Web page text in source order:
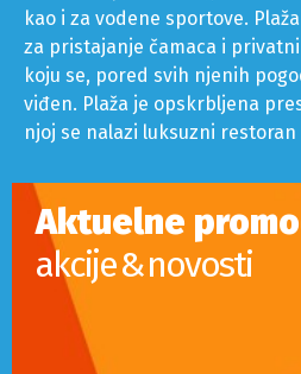
ostrvu, sa čistim i čistim belim
čistim morem (voda je uvek
okružena planinama), idealna
kao i za vodene sportove.
za pristajanje čamaca i
viđen. Plaža je opskrbljena
njoj se nalazi luksuzni restoran
Aktuelne
akcije & novosti